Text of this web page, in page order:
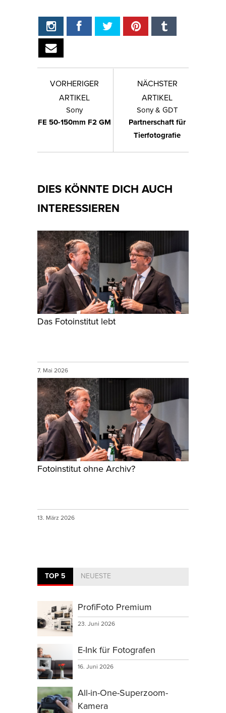
VORHERIGER
ARTIKEL
Sony
FE 50-150mm F2 GM
NÄCHSTER
ARTIKEL
Sony & GDT
Partnerschaft für
Tierfotografie
DIES KÖNNTE DICH AUCH
INTERESSIEREN
Das Fotoinstitut lebt
7. Mai 2026
Fotoinstitut ohne Archiv?
13. März 2026
TOP 5 NEUESTE
ProfiFoto Premium
23. Juni 2026
E-Ink für Fotografen
16. Juni 2026
All-in-One-Superzoom-
Kamera